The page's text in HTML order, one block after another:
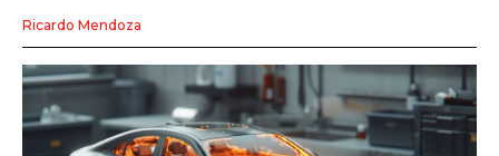
Ricardo Mendoza